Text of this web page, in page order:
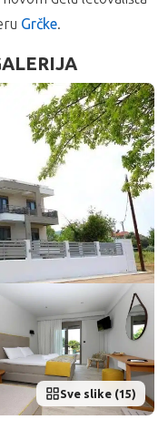
Grčke.
Sve slike (15)